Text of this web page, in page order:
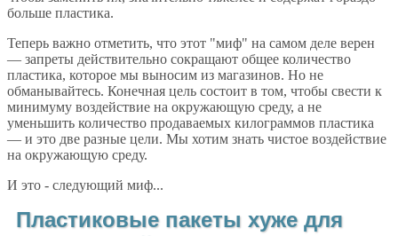
больше пластика.
Теперь важно отметить, что этот "миф" на самом деле верен
— запреты действительно сокращают общее количество
пластика, которое мы выносим из магазинов. Но не
обманывайтесь. Конечная цель состоит в том, чтобы свести к
минимуму воздействие на окружающую среду, а не
уменьшить количество продаваемых килограммов пластика
— и это две разные цели. Мы хотим знать чистое воздействие
на окружающую среду.
И это - следующий миф...
Пластиковые пакеты хуже для